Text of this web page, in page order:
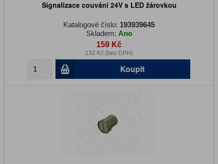
Signalizace couvání 24V s LED žárovkou
Katalogové číslo: 193939645
Skladem: Ano
159 Kč
132 Kč (bez DPH)
Koupit